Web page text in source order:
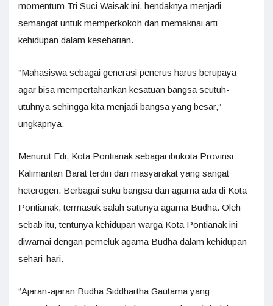
momentum Tri Suci Waisak ini, hendaknya menjadi
semangat untuk memperkokoh dan memaknai arti
kehidupan dalam keseharian.
“Mahasiswa sebagai generasi penerus harus berupaya
agar bisa mempertahankan kesatuan bangsa seutuh-
utuhnya sehingga kita menjadi bangsa yang besar,”
ungkapnya.
Menurut Edi, Kota Pontianak sebagai ibukota Provinsi
Kalimantan Barat terdiri dari masyarakat yang sangat
heterogen. Berbagai suku bangsa dan agama ada di Kota
Pontianak, termasuk salah satunya agama Budha. Oleh
sebab itu, tentunya kehidupan warga Kota Pontianak ini
diwarnai dengan pemeluk agama Budha dalam kehidupan
sehari-hari.
“Ajaran-ajaran Budha Siddhartha Gautama yang